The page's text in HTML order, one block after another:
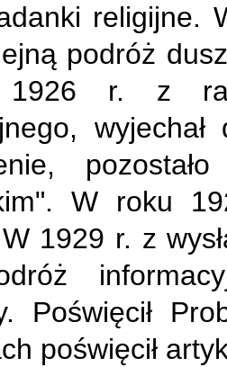
religijne.
podróż
1926 r. z
W roku
1929 r. z
Poświęcił
poświęcił